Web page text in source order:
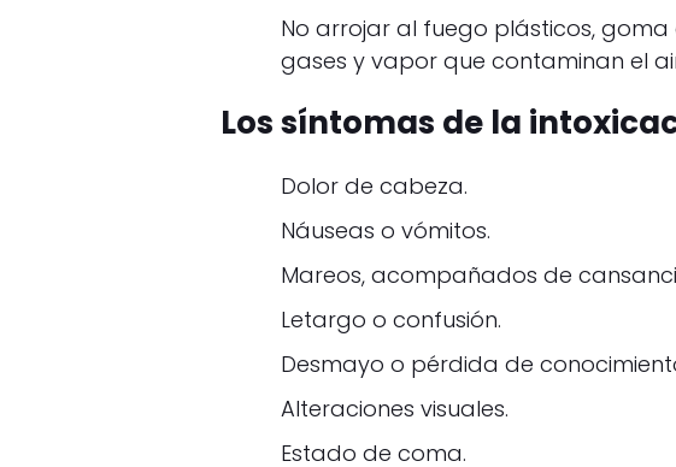
No arrojar al fuego plásticos,
gases y vapor que contaminan el
Los síntomas de la
Dolor de cabeza.
Náuseas o vómitos.
Mareos, acompañados de
Letargo o confusión.
Desmayo o pérdida de
Alteraciones visuales.
Estado de coma.